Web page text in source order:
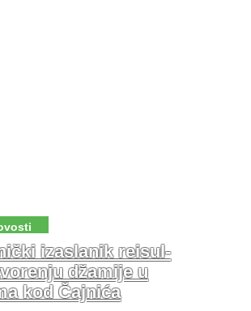
izaslanik reisul-
džamije u
kod Čajnića